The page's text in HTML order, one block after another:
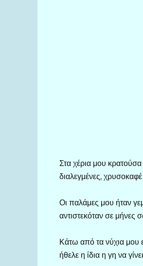
Στα χέρια μου
διαλεγμένες,
Οι παλάμες μου ήταν
αντιστεκόταν σε μήνες
Κάτω από τα νύχια μου
ήθελε η ίδια η γη να